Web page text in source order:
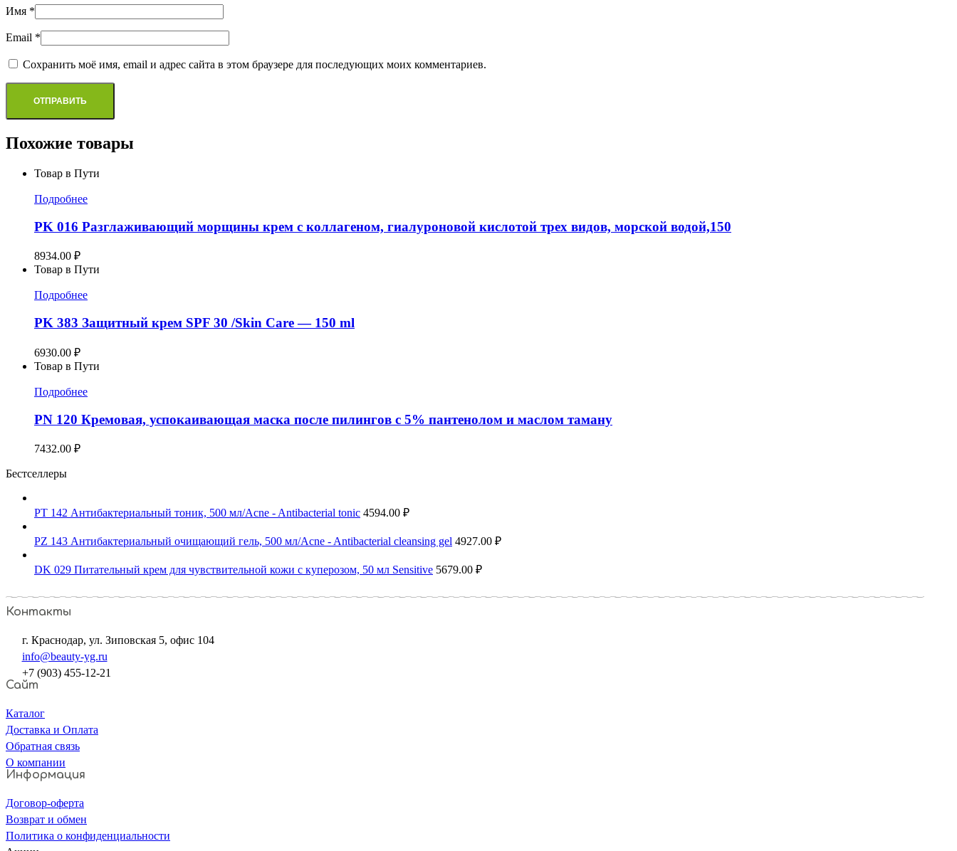
Имя *
Email *
Сохранить моё имя, email и адрес сайта в этом браузере для последующих моих комментариев.
Похожие товары
Товар в Пути
Подробнее
PK 016 Разглаживающий морщины крем с коллагеном, гиалуроновой кислотой трех видов, морской водой,150
8934.00 ₽
Товар в Пути
Подробнее
PK 383 Защитный крем SPF 30 /Skin Care — 150 ml
6930.00 ₽
Товар в Пути
Подробнее
PN 120 Кремовая, успокаивающая маска после пилингов с 5% пантенолом и маслом таману
7432.00 ₽
Бестселлеры
PT 142 Антибактериальный тоник, 500 мл/Acne - Antibacterial tonic 4594.00 ₽
PZ 143 Антибактериальный очищающий гель, 500 мл/Acne - Antibacterial cleansing gel 4927.00 ₽
DK 029 Питательный крем для чувствительной кожи с куперозом, 50 мл Sensitive 5679.00 ₽
Контакты
г. Краснодар, ул. Зиповская 5, офис 104
info@beauty-yg.ru
+7 (903) 455-12-21
Сайт
Каталог
Доставка и Оплата
Обратная связь
О компании
Информация
Договор-оферта
Возврат и обмен
Политика о конфиденциальности